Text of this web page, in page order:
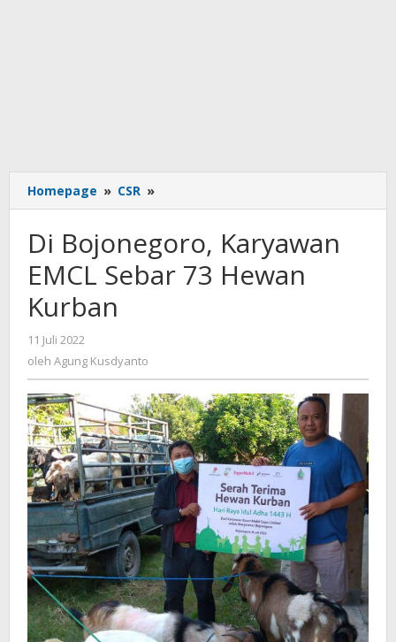
Homepage » CSR »
Bojonegoro,
EMCL
Sebar
73
Di Bojonegoro, Karyawan
EMCL Sebar 73 Hewan
Kurban
11 Juli 2022
Agung
Kusdyanto
oleh Agung Kusdyanto